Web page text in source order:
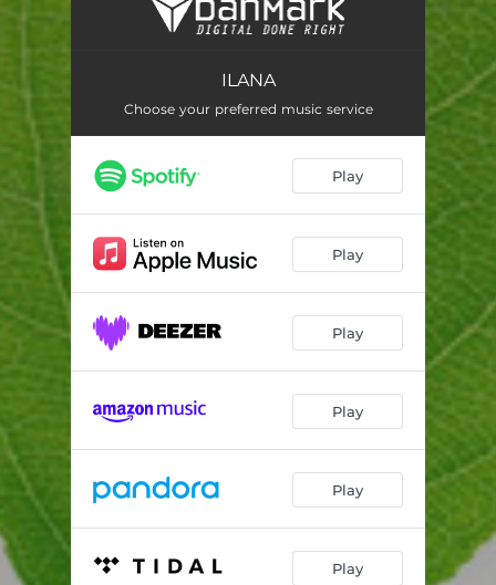
Oyfn pripetchik 03:43
Siostrzyce 03:43
Oif’n weg steht a boim 03:17
Kinderjohren 03:51
Ogród 02:34
Ogień 04:04
O świcie 03:00
ILANA
Choose your preferred music service
Play
Play
Play
Play
Play
Play